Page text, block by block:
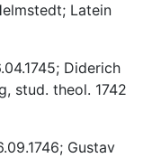
Latein
Diderich
stud. theol. 1742
Gustav